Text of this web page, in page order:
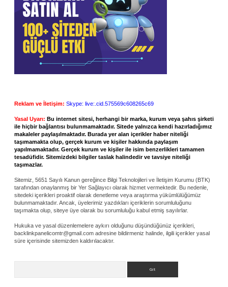
Reklam ve İletişim: Skype: live:.cid.575569c608265c69
Yasal Uyarı: Bu internet sitesi, herhangi bir marka, kurum veya şahıs şirketi
ile hiçbir bağlantısı bulunmamaktadır. Sitede yalnızca kendi hazırladığımız
makaleler paylaşılmaktadır. Burada yer alan içerikler haber niteliği
taşımamakta olup, gerçek kurum ve kişiler hakkında paylaşım
yapılmamaktadır. Gerçek kurum ve kişiler ile isim benzerlikleri tamamen
tesadüfidir. Sitemizdeki bilgiler taslak halindedir ve tavsiye niteliği
taşımazlar.
Sitemiz, 5651 Sayılı Kanun gereğince Bilgi Teknolojileri ve İletişim Kurumu (BTK)
tarafından onaylanmış bir Yer Sağlayıcı olarak hizmet vermektedir. Bu nedenle,
sitedeki içerikleri proaktif olarak denetleme veya araştırma yükümlülüğümüz
bulunmamaktadır. Ancak, üyelerimiz yazdıkları içeriklerin sorumluluğunu
taşımakta olup, siteye üye olarak bu sorumluluğu kabul etmiş sayılırlar.
Hukuka ve yasal düzenlemelere aykırı olduğunu düşündüğünüz içerikleri,
backlinkpanelicomtr@gmail.com adresine bildirmeniz halinde, ilgili içerikler yasal
süre içerisinde sitemizden kaldırılacaktır.